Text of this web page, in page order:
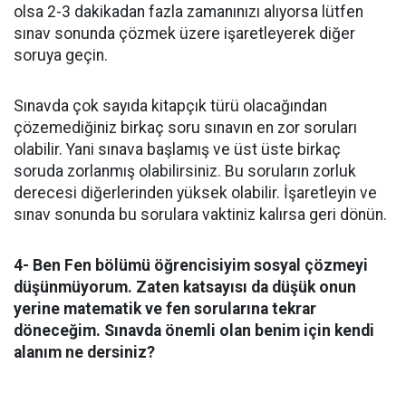
olsa 2-3 dakikadan fazla zamanınızı alıyorsa lütfen
sınav sonunda çözmek üzere işaretleyerek diğer
soruya geçin.
Sınavda çok sayıda kitapçık türü olacağından
çözemediğiniz birkaç soru sınavın en zor soruları
olabilir. Yani sınava başlamış ve üst üste birkaç
soruda zorlanmış olabilirsiniz. Bu soruların zorluk
derecesi diğerlerinden yüksek olabilir. İşaretleyin ve
sınav sonunda bu sorulara vaktiniz kalırsa geri dönün.
4- Ben Fen bölümü öğrencisiyim sosyal çözmeyi
düşünmüyorum. Zaten katsayısı da düşük onun
yerine matematik ve fen sorularına tekrar
döneceğim. Sınavda önemli olan benim için kendi
alanım ne dersiniz?